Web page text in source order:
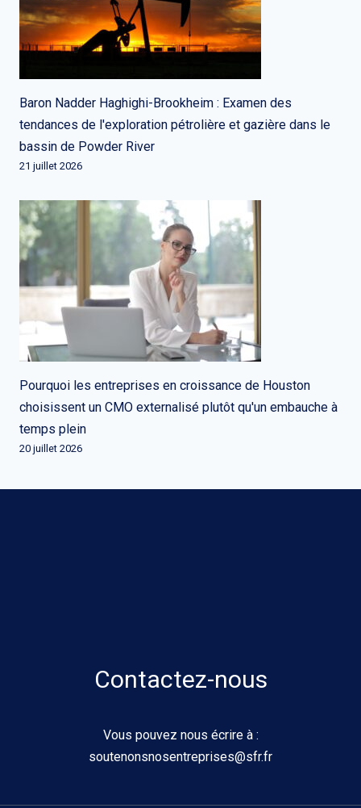
Baron Nadder Haghighi-Brookheim : Examen des
tendances de l'exploration pétrolière et gazière dans le
bassin de Powder River
21 juillet 2026
Pourquoi les entreprises en croissance de Houston
choisissent un CMO externalisé plutôt qu'un embauche à
temps plein
20 juillet 2026
Contactez-nous
Vous pouvez nous écrire à :
soutenonsnosentreprises@sfr.fr